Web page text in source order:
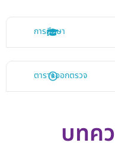
การศึกษา
ตารางออกตรวจ
บทค